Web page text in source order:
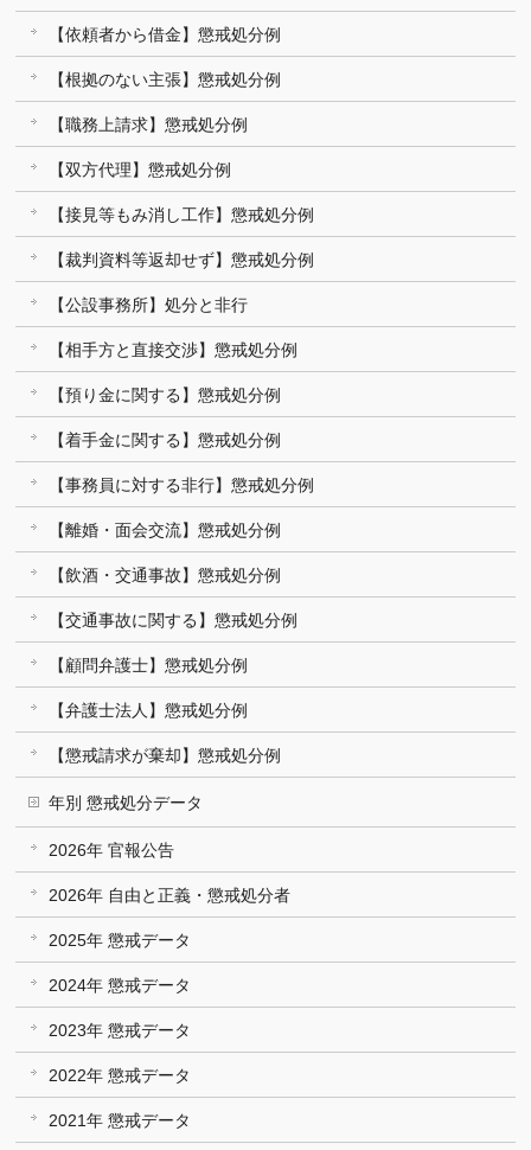
【依頼者から借金】懲戒処分例
【根拠のない主張】懲戒処分例
【職務上請求】懲戒処分例
【双方代理】懲戒処分例
【接見等もみ消し工作】懲戒処分例
【裁判資料等返却せず】懲戒処分例
【公設事務所】処分と非行
【相手方と直接交渉】懲戒処分例
【預り金に関する】懲戒処分例
【着手金に関する】懲戒処分例
【事務員に対する非行】懲戒処分例
【離婚・面会交流】懲戒処分例
【飲酒・交通事故】懲戒処分例
【交通事故に関する】懲戒処分例
【顧問弁護士】懲戒処分例
【弁護士法人】懲戒処分例
【懲戒請求が棄却】懲戒処分例
年別 懲戒処分データ
2026年 官報公告
2026年 自由と正義・懲戒処分者
2025年 懲戒データ
2024年 懲戒データ
2023年 懲戒データ
2022年 懲戒データ
2021年 懲戒データ